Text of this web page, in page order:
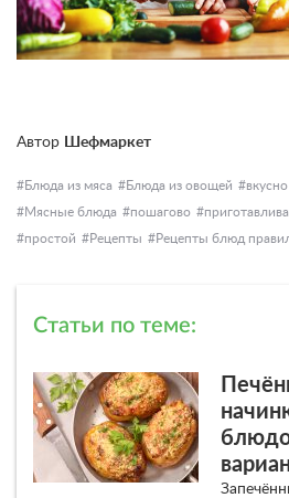
Автор Шефмаркет
Блюда из мяса Блюда из овощей вкусно
Мясные блюда
пошагово
простой
Рецепты Рецепты блюд
Статьи по теме: